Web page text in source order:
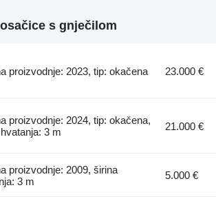
s gnječilom
proizvodnje: 2023, tip: okačena 23.000 €
proizvodnje: 2024, tip: okačena,
3 m
21.000 €
proizvodnje: 2009, širina
3 m
5.000 €